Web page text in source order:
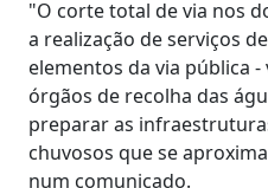
"O corte total de via nos
a realização de serviços
elementos da via pública
órgãos de recolha das
preparar as
chuvosos que se
num comunicado.